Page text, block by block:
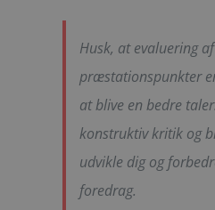
Husk, at evaluering
præstationspunkter
at blive en bedre
konstruktiv kritik og
udvikle dig og
foredrag.